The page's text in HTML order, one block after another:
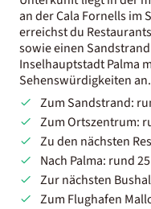
an der Cala Fornells im
erreichst du
sowie einen
Inselhauptstadt Palma
Sehenswürdigkeiten an.
Zum Sandstrand:
Zum Ortszentrum:
Zu den nächsten
Nach Palma: rund
Zur nächsten
Zum Flughafen